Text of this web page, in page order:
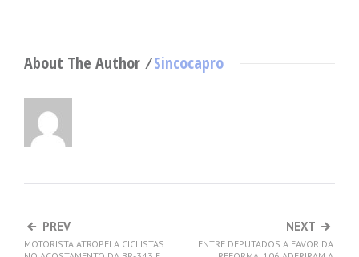
About The Author ⁄Sincocapro
PREV
MOTORISTA ATROPELA CICLISTAS
NEXT
ENTRE DEPUTADOS A FAVOR DA